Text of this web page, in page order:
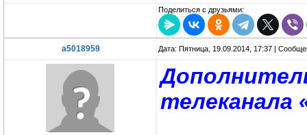
Поделиться с друзьями:
a5018959 Дата: Пятница, 19.09.2014, 17:37 |
телеканала